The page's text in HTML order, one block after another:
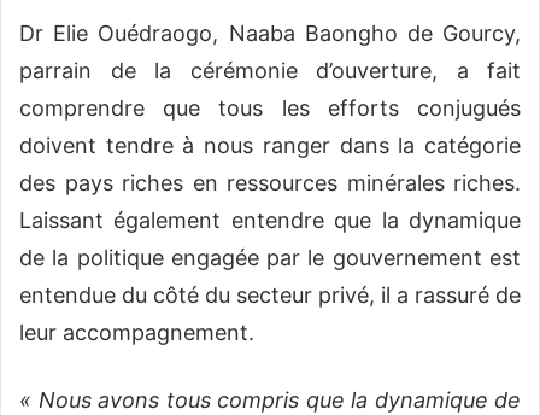
Dr Elie Ouédraogo, Naaba Baongho de Gourcy,
parrain de la cérémonie d’ouverture, a fait
comprendre que tous les efforts conjugués
doivent tendre à nous ranger dans la catégorie
des pays riches en ressources minérales riches.
Laissant également entendre que la dynamique
de la politique engagée par le gouvernement est
entendue du côté du secteur privé, il a rassuré de
leur accompagnement.
« Nous avons tous compris que la dynamique de